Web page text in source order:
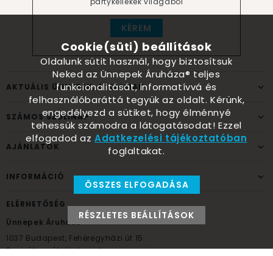
KÉREM
AKTUÁLIS ÜNNEPEK, ALKALMAK
SZÁMOS SZÜLINAP
AJÁNLATOK
INFORMÁCIÓ
ELÉRHETŐSÉG
Ünnepek Áruháza
1037 Budapest, Fehéregyházi út 15.
Személyes átvételi pont
Cookie(süti) beállítások
Oldalunk sütit használ, hogy biztosítsuk
Neked az Ünnepek Áruháza® teljes
funkcionalitását, informatívvá és
felhasználóbaráttá tegyük az oldalt. Kérünk,
engedélyezd a sütiket, hogy élménnyé
tehessük számodra a látogatásodat! Ezzel
elfogadod azAdatkezelési tájékoztatóban
foglaltakat.
ÖSSZES ELFOGADÁSA
RÉSZLETES BEÁLLÍTÁSOK